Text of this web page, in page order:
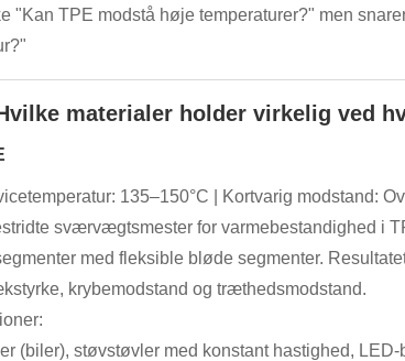
"Kan TPE modstå høje temperaturer?" men
materialer holder virkelig ved
135–150°C | Kortvarig modstand:
sværvægtsmester for varmebestandighed i
med fleksible bløde segmenter.
krybemodstand og træthedsmodstand.
(biler), støvstøvler med konstant hastighed,